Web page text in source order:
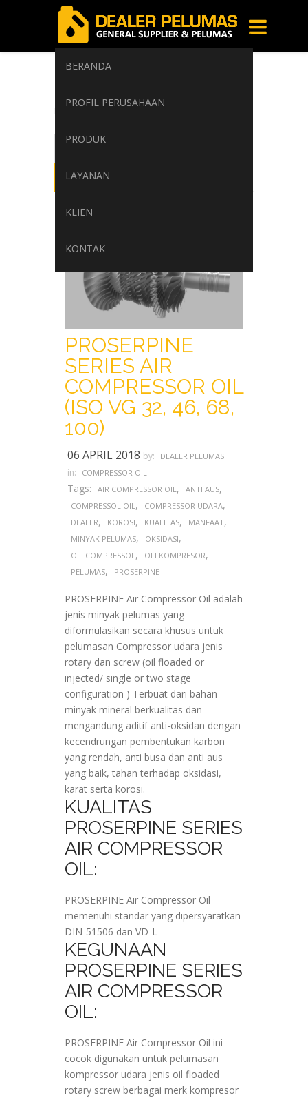
BERANDA
PROFIL PERUSAHAAN
PRODUK
LAYANAN
KLIEN
KONTAK
PROSERPINE
SERIES AIR
COMPRESSOR OIL
(ISO VG 32, 46, 68,
100)
06 APRIL 2018 by: DEALER PELUMAS
in: COMPRESSOR OIL
Tags: AIR COMPRESSOR OIL, ANTI AUS,
COMPRESSOL OIL, COMPRESSOR UDARA,
DEALER, KOROSI, KUALITAS, MANFAAT,
MINYAK PELUMAS, OKSIDASI,
OLI COMPRESSOL, OLI KOMPRESOR,
PELUMAS, PROSERPINE
PROSERPINE Air Compressor Oil adalah
jenis minyak pelumas yang
diformulasikan secara khusus untuk
pelumasan Compressor udara jenis
rotary dan screw (oil floaded or
injected/ single or two stage
configuration ) Terbuat dari bahan
minyak mineral berkualitas dan
mengandung aditif anti-oksidan dengan
kecendrungan pembentukan karbon
yang rendah, anti busa dan anti aus
yang baik, tahan terhadap oksidasi,
karat serta korosi.
KUALITAS
PROSERPINE SERIES
AIR COMPRESSOR
OIL:
PROSERPINE Air Compressor Oil
memenuhi standar yang dipersyaratkan
DIN-51506 dan VD-L
KEGUNAAN
PROSERPINE SERIES
AIR COMPRESSOR
OIL:
PROSERPINE Air Compressor Oil ini
cocok digunakan untuk pelumasan
kompressor udara jenis oil floaded
rotary screw berbagai merk kompresor